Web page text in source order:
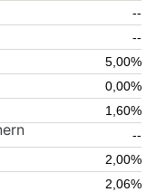
--
--
5,00%
0,00%
1,60%
--
2,00%
2,06%